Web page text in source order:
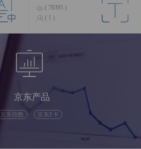
( 78395 )
( 1 )
京东产品
京东指数 京东E卡